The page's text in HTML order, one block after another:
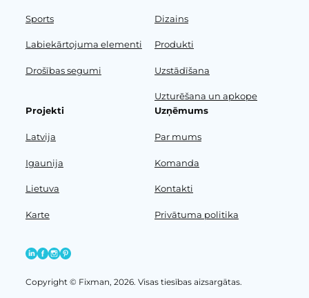
Sports
Labiekārtojuma elementi
Drošības segumi
Dizains
Produkti
Uzstādīšana
Uzturēšana un apkope
Projekti
Latvija
Igaunija
Lietuva
Karte
Uzņēmums
Par mums
Komanda
Kontakti
Privātuma politika
Copyright © Fixman, 2026. Visas tiesības aizsargātas.